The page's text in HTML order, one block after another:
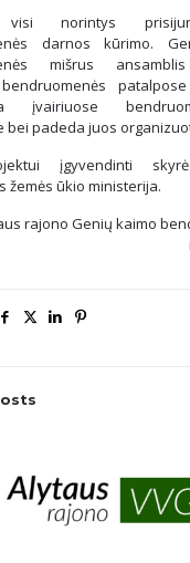
visi norintys
darnos kūrimo.
mišrus
įvairiuose
bei padeda juos
įgyvendinti
žemės ūkio ministerija.
rajono Genių kaimo